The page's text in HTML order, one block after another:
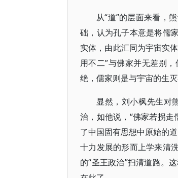
从“道”的层面来看，
础，认为孔子本意是将儒
实体，由此汇同为宇宙实
用不二”与佛家并无差别
绝，儒家则是与宇宙的生
显然，刘小枫先生对
治，如他说，“佛家若拐
了中国固有思想中原始的
十力发展的形而上学来清
的“圣王政治”扫清道路。